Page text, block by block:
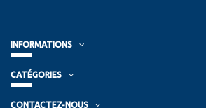
INFORMATIONS
CATÉGORIES
CONTACTEZ-NOUS